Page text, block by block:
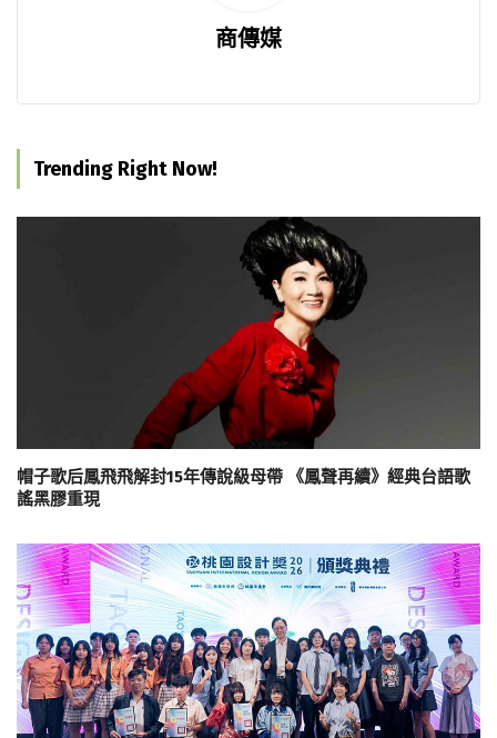
商傳媒
Trending Right Now!
帽子歌后鳳飛飛解封15年傳說級母帶 《鳳聲再續》經典台語歌
謠黑膠重現